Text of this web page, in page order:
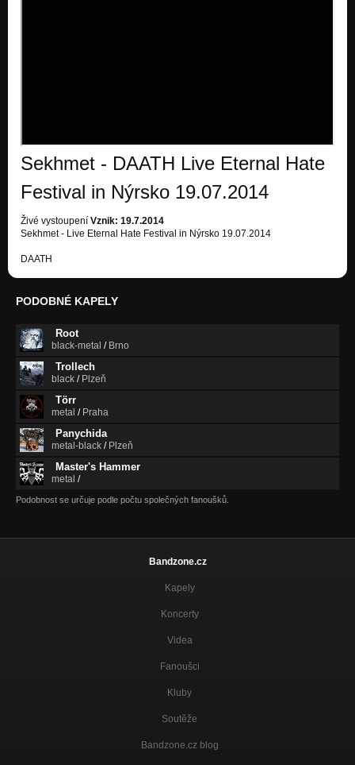
Sekhmet - DAATH Live Eternal Hate
Festival in Nýrsko 19.07.2014
Živé vystoupení Vznik: 19.7.2014
Sekhmet - Live Eternal Hate Festival in Nýrsko 19.07.2014
DAATH
PODOBNÉ KAPELY
Root
black-metal / Brno
Trollech
black / Plzeň
Törr
metal / Praha
Panychida
metal-black / Plzeň
Master's Hammer
metal /
Podobnost se určuje podle počtu společných fanoušků.
Bandzone.cz
Kapely
Koncerty
Videa
Fanoušci
Kluby
Soutěže
Bandzone.cz blog